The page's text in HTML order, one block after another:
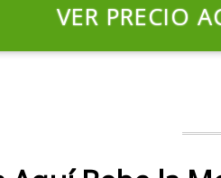
VER PRECIO